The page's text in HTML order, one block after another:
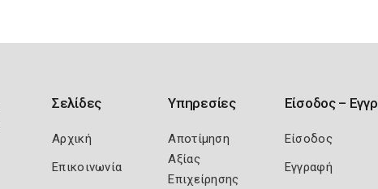
Σελίδες
Αρχική
Επικοινωνία
Υπηρεσίες
Αποτίμηση
Αξίας
Επιχείρησης
Είσοδος –
Είσοδος
Εγγραφή